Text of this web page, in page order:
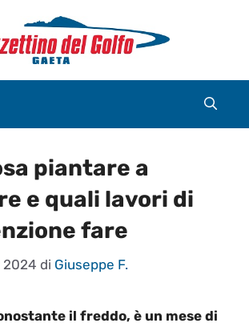
piantare a
e quali lavori di
fare
2024 di Giuseppe F.
il freddo, è un mese di